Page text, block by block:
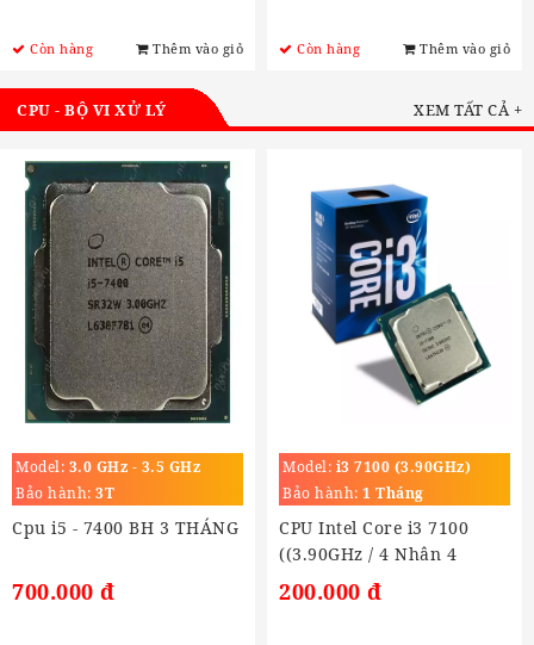
Còn hàng Thêm vào giỏ Còn hàng Thêm vào giỏ
CPU - BỘ VI XỬ LÝ XEM TẤT CẢ +
Model: 3.0 GHz - 3.5 GHz
Bảo hành: 3T
Cpu i5 - 7400 BH 3 THÁNG
700.000 đ
Model: i3 7100 (3.90GHz)
Bảo hành: 1 Tháng
CPU Intel Core i3 7100
((3.90GHz / 4 Nhân 4
Luồng, 3MB) (Socket LGA
1151)
200.000 đ